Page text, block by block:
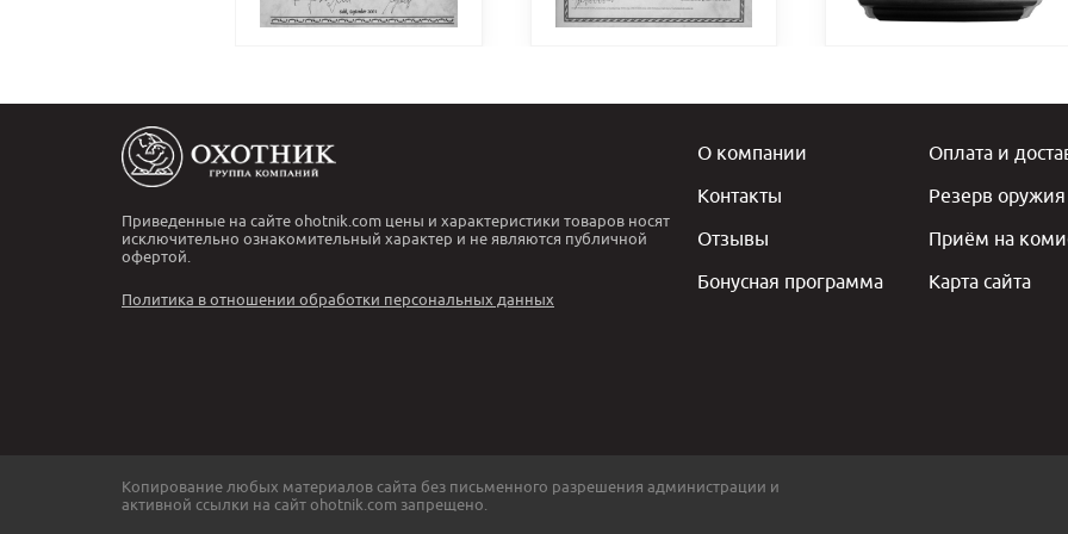
Приведенные на сайте ohotnik.com цены и характеристики товаров носят
исключительно ознакомительный характер и не являются публичной
офертой.
Политика в отношении обработки персональных данных
О компании
Контакты
Отзывы
Бонусная программа
Оплата и
Резерв оружия
Приём на
Карта сайта
Копирование любых материалов сайта без письменного разрешения администрации и
активной ссылки на сайт ohotnik.com запрещено.